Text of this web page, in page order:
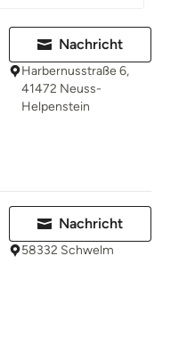
Nachricht
Harbernusstraße 6,
41472 Neuss-
Helpenstein
Nachricht
58332 Schwelm